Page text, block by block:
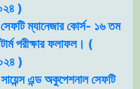
)
ম্যানেজার কোর্স- ১৬ তম
পরীক্ষার ফলাফল। (
)
এন্ড অকুপেশনাল সেফটি